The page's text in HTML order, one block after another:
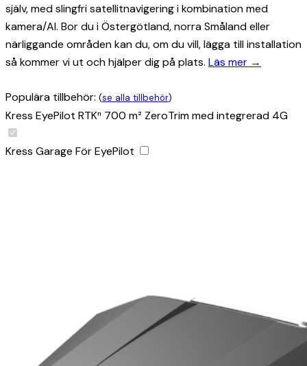
själv, med slingfri satellitnavigering i kombination med
kamera/AI. Bor du i Östergötland, norra Småland eller
närliggande områden kan du, om du vill, lägga till installation
så kommer vi ut och hjälper dig på plats. Läs mer →
Populära tillbehör: (se alla tillbehör)
Kress EyePilot RTKⁿ 700 m² ZeroTrim med integrerad 4G
Kress Garage För EyePilot